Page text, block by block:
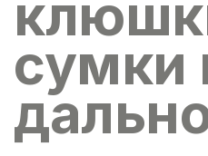
сумки